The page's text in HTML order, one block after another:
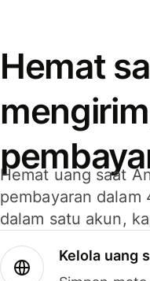
Hemat
Hemat uang saat
pembayaran
dalam satu akun,
Kelola uang